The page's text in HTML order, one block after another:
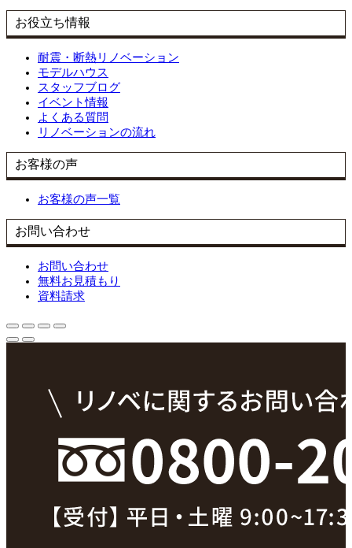
お役立ち情報
耐震・断熱リノベーション
モデルハウス
スタッフブログ
イベント情報
よくある質問
リノベーションの流れ
お客様の声
お客様の声一覧
お問い合わせ
お問い合わせ
無料お見積もり
資料請求